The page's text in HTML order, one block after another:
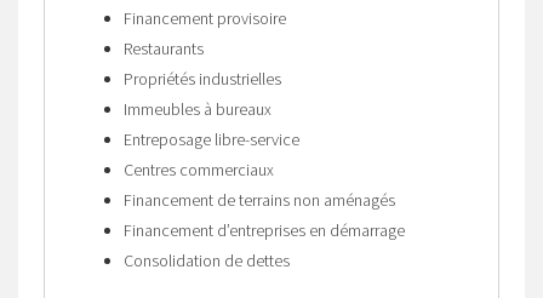
Financement provisoire
Restaurants
Propriétés industrielles
Immeubles à bureaux
Entreposage libre-service
Centres commerciaux
Financement de terrains non aménagés
Financement d’entreprises en démarrage
Consolidation de dettes